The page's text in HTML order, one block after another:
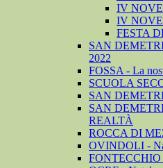
IV
IV
FESTA
SAN
2022
FOSSA - La
SCUOLA
SAN
SAN
REALTÀ
ROCCA DI
OVINDOLI -
FONTECCHIO